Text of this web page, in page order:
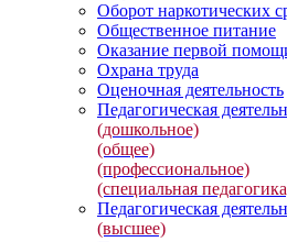
Оборот наркотических
Общественное питание
Оказание первой
Охрана труда
Оценочная деятельность
Педагогическая
(дошкольное)
(общее)
(профессиональное)
(специальная
Педагогическая
(высшее)